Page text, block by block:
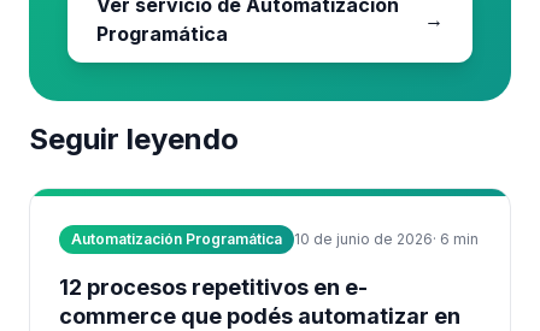
Ver servicio de Automatización
Programática
→
Seguir leyendo
Automatización Programática 10 de junio de 2026· 6 min
12 procesos repetitivos en e-
commerce que podés automatizar en